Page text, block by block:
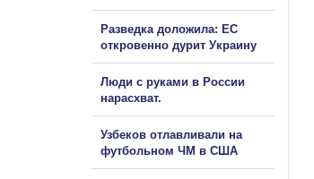
Разведка доложила: ЕС
откровенно дурит Украину
Люди с руками в России
нарасхват.
Узбеков отлавливали на
футбольном ЧМ в США